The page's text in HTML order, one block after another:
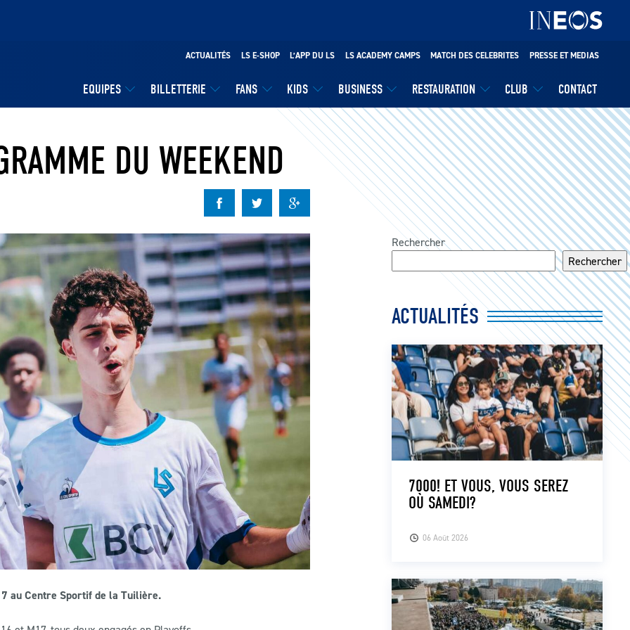
EQUIPES BILLETTERIE FANS KIDS BUSINESS RESTAURATION CLUB CONTACT
ACTUALITÉS LS E-SHOP L’APP DU LS LS ACADEMY CAMPS MATCH DES CELEBRITES PRESSE ET MEDIAS
DU WEEKEND
au Centre Sportif de la Tuilière.
Rechercher
Rechercher
ACTUALITÉS
06 Août 2026
7000! ET VOUS, VOUS SEREZ
OÙ SAMEDI?